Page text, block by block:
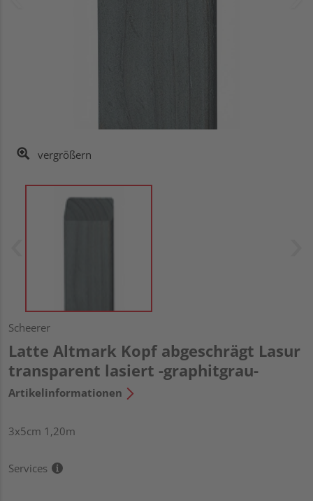
vergrößern
Scheerer
Latte Altmark Kopf abgeschrägt Lasur
transparent lasiert -graphitgrau-
Artikelinformationen
3x5cm 1,20m
Services